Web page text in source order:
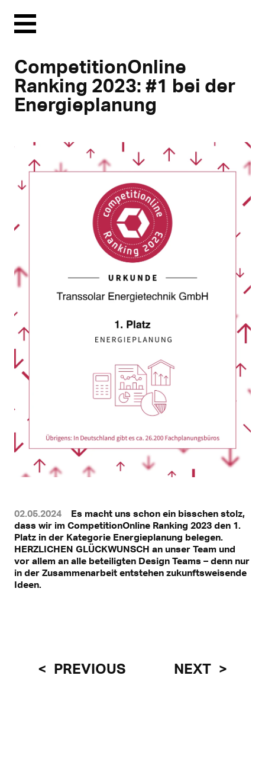
Menu
CompetitionOnline
Ranking 2023: #1 bei der
Energieplanung
02.05.2024
Es macht uns schon ein bisschen stolz,
dass wir im CompetitionOnline Ranking 2023 den 1.
Platz in der Kategorie Energieplanung belegen.
HERZLICHEN GLÜCKWUNSCH an unser Team und
vor allem an alle beteiligten Design Teams – denn nur
in der Zusammenarbeit entstehen zukunftsweisende
Ideen.
PREVIOUS NEXT